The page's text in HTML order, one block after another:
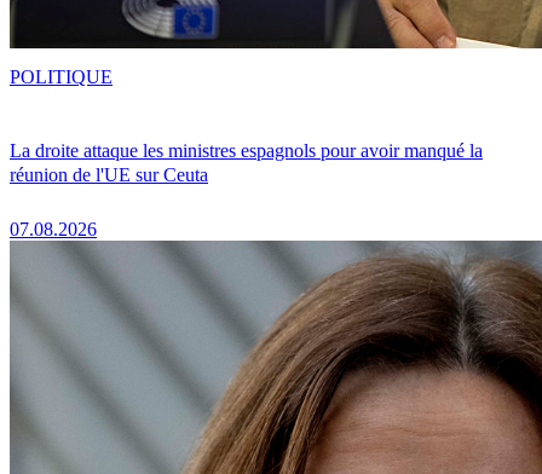
La droite attaque les ministres espagnols pour avoir manqué la
réunion de l'UE sur Ceuta
07.08.2026
POLITIQUE